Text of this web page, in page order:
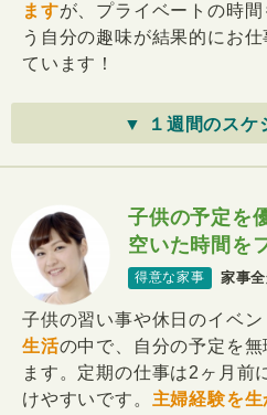
ますが、プライベートの時
う自分の趣味が結果的にお
ています！
▼ １週間のスケ
子供の予定を
空いた時間を
得意な家事 家事
子供の習い事や休日のイベ
生活の中で、自分の予定を
ます。定期の仕事は2ヶ月前
けやすいです。 主婦経験を生